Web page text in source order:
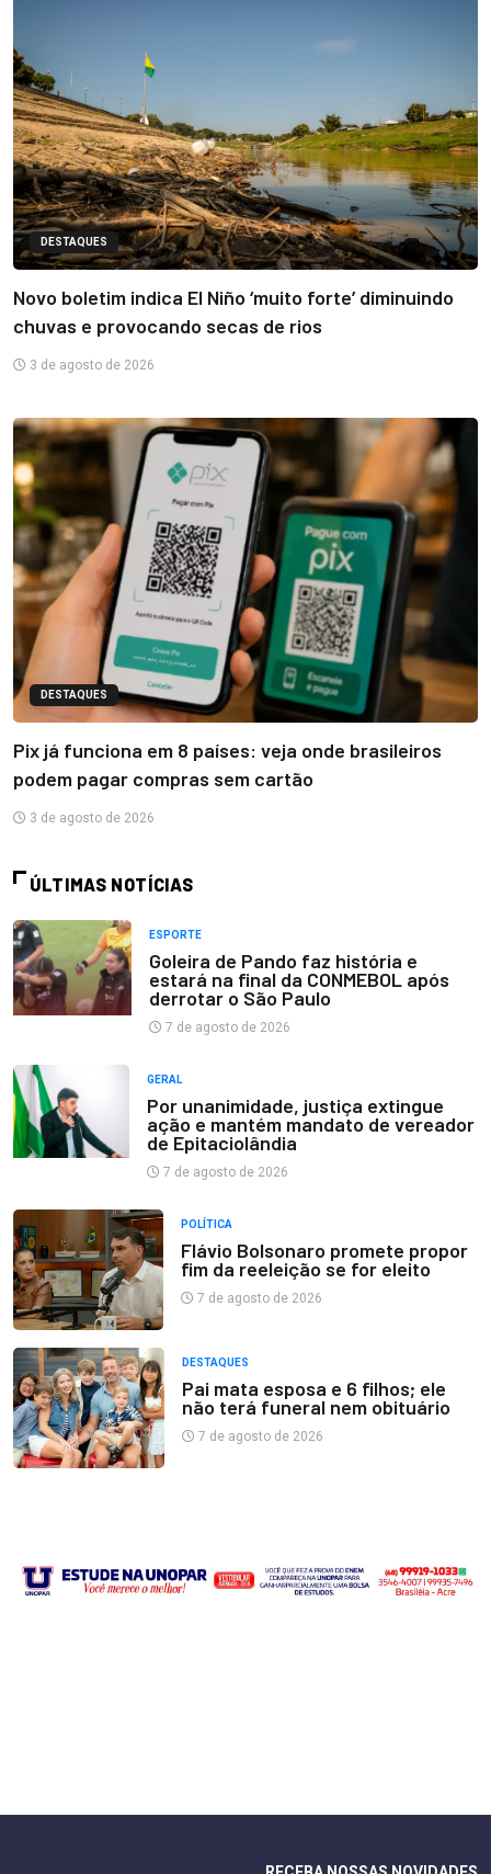
DESTAQUES
Novo boletim indica El Niño ‘muito forte’ diminuindo
chuvas e provocando secas de rios
3 de agosto de 2026
DESTAQUES
Pix já funciona em 8 países: veja onde brasileiros
podem pagar compras sem cartão
3 de agosto de 2026
ÚLTIMAS NOTÍCIAS
ESPORTE
Goleira de Pando faz história e
estará na final da CONMEBOL após
derrotar o São Paulo
7 de agosto de 2026
GERAL
Por unanimidade, justiça extingue
ação e mantém mandato de vereador
de Epitaciolândia
7 de agosto de 2026
POLÍTICA
Flávio Bolsonaro promete propor
fim da reeleição se for eleito
7 de agosto de 2026
DESTAQUES
Pai mata esposa e 6 filhos; ele
não terá funeral nem obituário
7 de agosto de 2026